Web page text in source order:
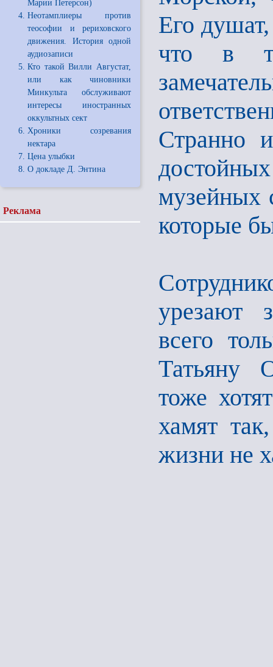
Марии Петерсон)
Неотамплиеры против
теософии и рериховского
движения. История одной
аудиозаписи
Кто такой Вилли Августат,
или как чиновники
Минкульта обслуживают
интересы иностранных
оккультных сект
Хроники созревания
нектара
Цена улыбки
О докладе Д. Энтина
Реклама
Его
что в
Странно
музейных
которые
урезают
всего
Татьяну
тоже
хамят
жизни не